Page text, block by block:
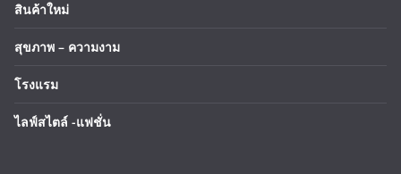
สินค้าใหม่
สุขภาพ – ความงาม
โรงแรม
ไลฟ์สไตล์ -แฟชั่น